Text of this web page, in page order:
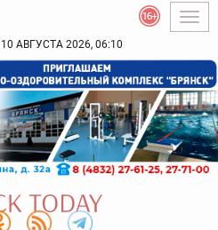
АВГУСТА 2026, 06:10